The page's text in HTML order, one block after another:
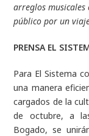
arreglos
público por un
PRENSA EL
Para El Sistema
una manera
cargados de la
de octubre, a
Bogado, se